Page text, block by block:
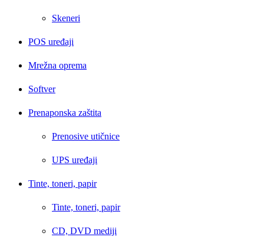
Skeneri
POS uređaji
Mrežna oprema
Softver
Prenaponska zaštita
Prenosive utičnice
UPS uređaji
Tinte, toneri, papir
Tinte, toneri, papir
CD, DVD mediji